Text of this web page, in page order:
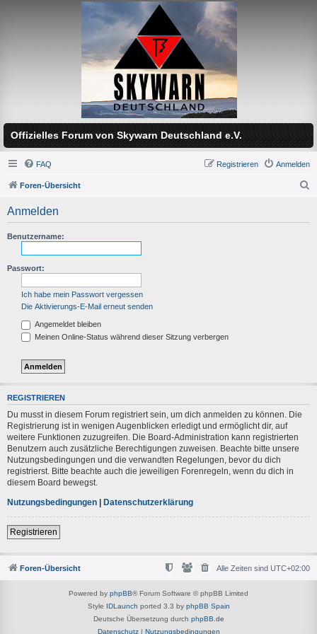
Offizielles Forum von Skywarn Deutschland e.V.
FAQ Anmelden
Registrieren
Foren-Übersicht
Anmelden
Benutzername:
Passwort:
Ich habe mein Passwort vergessen
Die Aktivierungs-E-Mail erneut senden
Angemeldet bleiben
Meinen Online-Status während dieser Sitzung verbergen
REGISTRIEREN
Du musst in diesem Forum registriert sein, um dich anmelden zu können. Die
Registrierung ist in wenigen Augenblicken erledigt und ermöglicht dir, auf
weitere Funktionen zuzugreifen. Die Board-Administration kann registrierten
Benutzern auch zusätzliche Berechtigungen zuweisen. Beachte bitte unsere
Nutzungsbedingungen und die verwandten Regelungen, bevor du dich
registrierst. Bitte beachte auch die jeweiligen Forenregeln, wenn du dich in
diesem Board bewegst.
Nutzungsbedingungen | Datenschutzerklärung
Registrieren
Foren-Übersicht Alle Zeiten sind UTC+02:00
Powered by phpBB® Forum Software © phpBB Limited
Style IDLaunch ported 3.3 by phpBB Spain
Deutsche Übersetzung durch phpBB.de
Datenschutz| Nutzungsbedingungen